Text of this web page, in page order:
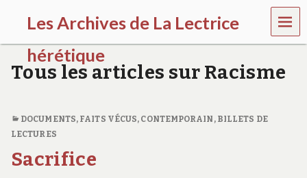
Les Archives de La Lectrice
hérétique
(
0
5
2
MEN
U
Tous les articles sur Racisme
DOCUMENTS, FAITS VÉCUS, CONTEMPORAIN , BILLETS DE
LECTURES
Sacrifice